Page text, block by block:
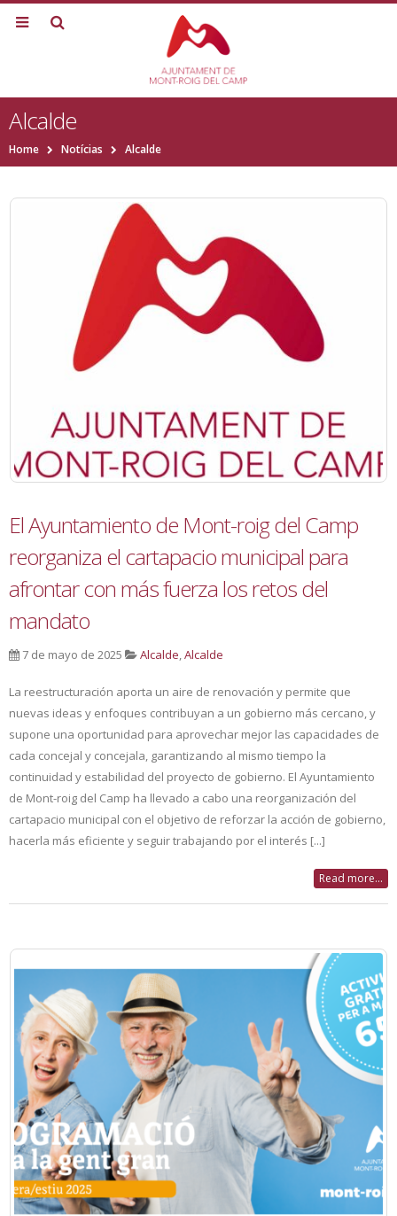
Alcalde
Home Notícias Alcalde
El Ayuntamiento de Mont-roig del Camp
reorganiza el cartapacio municipal para
afrontar con más fuerza los retos del
mandato
7 de mayo de 2025 Alcalde,Alcalde
La reestructuración aporta un aire de renovación y permite que
nuevas ideas y enfoques contribuyan a un gobierno más cercano, y
supone una oportunidad para aprovechar mejor las capacidades de
cada concejal y concejala, garantizando al mismo tiempo la
continuidad y estabilidad del proyecto de gobierno. El Ayuntamiento
de Mont-roig del Camp ha llevado a cabo una reorganización del
cartapacio municipal con el objetivo de reforzar la acción de gobierno,
hacerla más eficiente y seguir trabajando por el interés [...]
Read more...